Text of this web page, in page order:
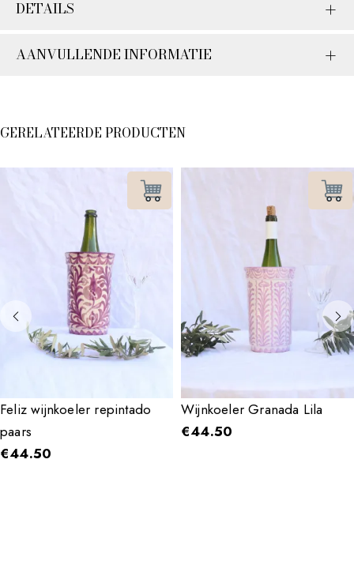
DETAILS
AANVULLENDE INFORMATIE
GERELATEERDE PRODUCTEN
Feliz wijnkoeler repintado
paars
€44.50
Wijnkoeler Granada Lila
€44.50